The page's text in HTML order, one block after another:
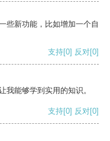
些新功能，比如增加一个自
支持[0] 反对[0]
我能够学到实用的知识。
支持[0] 反对[0]